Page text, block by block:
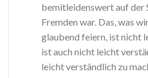
bemitleidenswert auf der
Fremden war. Das, was
glaubend feiern, ist nicht
ist auch nicht leicht
leicht verständlich zu